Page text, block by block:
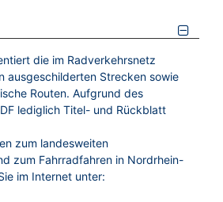
die im Radverkehrsnetz
ausgeschilderten Strecken sowie
Routen. Aufgrund des
lediglich Titel- und Rückblatt
zum landesweiten
zum Fahrradfahren in Nordrhein-
im Internet unter: